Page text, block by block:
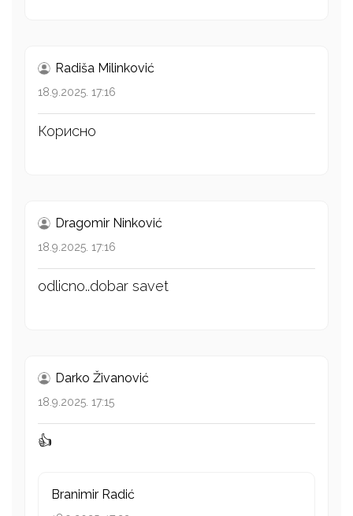
Radiša Milinković
18.9.2025. 17:16
Корисно
Dragomir Ninković
18.9.2025. 17:16
odlicno..dobar savet
Darko Živanović
18.9.2025. 17:15
👍
Branimir Radić